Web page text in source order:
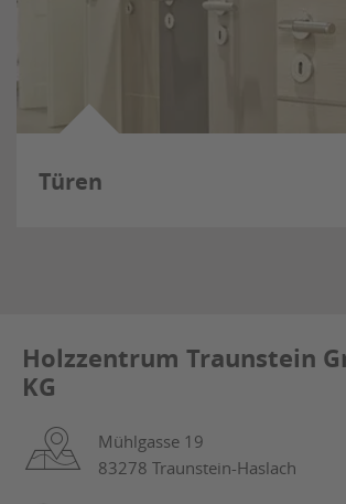
Türen
Holzzentrum Traunstein
KG
Mühlgasse 19
83278 Traunstein-Haslach